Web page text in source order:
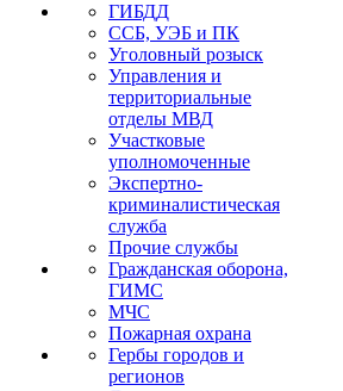
ГИБДД
ССБ, УЭБ и ПК
Уголовный розыск
Управления и
территориальные
отделы МВД
Участковые
уполномоченные
Экспертно-
криминалистическая
служба
Прочие службы
Гражданская оборона,
ГИМС
МЧС
Пожарная охрана
Гербы городов и
регионов